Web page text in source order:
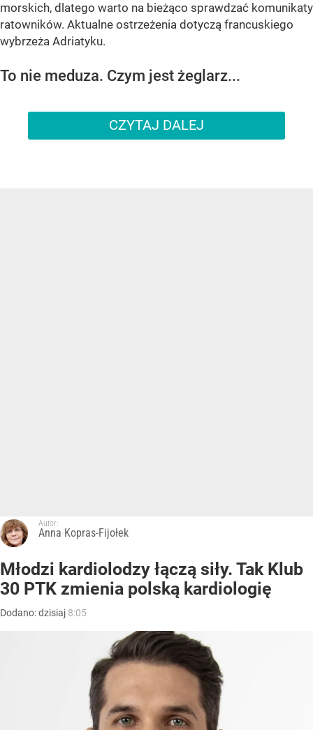
morskich, dlatego warto na bieżąco sprawdzać komunikaty
ratowników. Aktualne ostrzeżenia dotyczą francuskiego
wybrzeża Adriatyku.
To nie meduza. Czym jest żeglarz...
CZYTAJ DALEJ
Autor:
Anna Kopras-Fijołek
Młodzi kardiolodzy łączą siły. Tak Klub
30 PTK zmienia polską kardiologię
Dodano:dzisiaj 8:05